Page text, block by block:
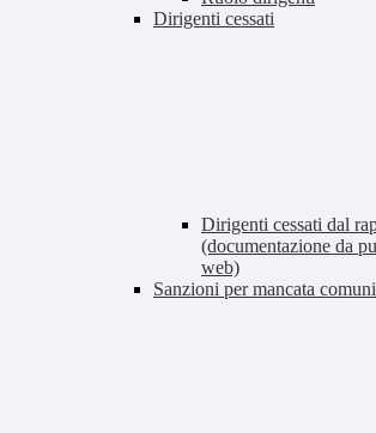
Dirigenti cessati
Dirigenti cessati dal
(documentazione da
web)
Sanzioni per mancata